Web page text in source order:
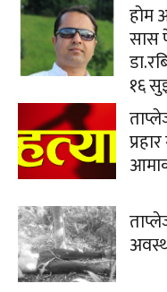
होम
सास
१६